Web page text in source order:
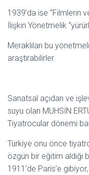
1939’da ise ‘’Filmlerin
İlişkin Yönetmelik
Meraklıları bu
araştırabilirler.
Sanatsal açıdan ve
suyu olan MUHSİN
Tiyatrocular dönemi
Türkiye onu önce
özgün bir eğitim aldığı
1911’de Paris’e